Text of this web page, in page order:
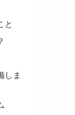
と
しま